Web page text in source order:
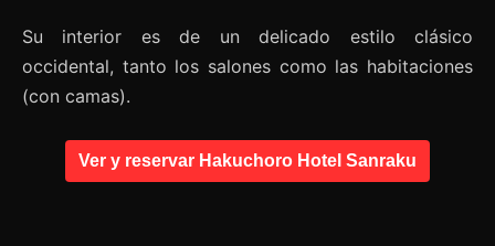
Su interior es de un delicado estilo clásico
occidental, tanto los salones como las habitaciones
(con camas).
Ver y reservar Hakuchoro Hotel Sanraku